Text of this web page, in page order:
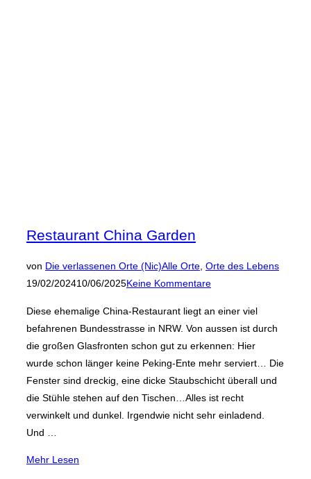
Restaurant China Garden
von Die verlassenen Orte (Nic)Alle Orte, Orte des Lebens
19/02/202410/06/2025Keine Kommentare
Diese ehemalige China-Restaurant liegt an einer viel
befahrenen Bundesstrasse in NRW. Von aussen ist durch
die großen Glasfronten schon gut zu erkennen: Hier
wurde schon länger keine Peking-Ente mehr serviert… Die
Fenster sind dreckig, eine dicke Staubschicht überall und
die Stühle stehen auf den Tischen…Alles ist recht
verwinkelt und dunkel. Irgendwie nicht sehr einladend.
Und …
Mehr über
Lesen